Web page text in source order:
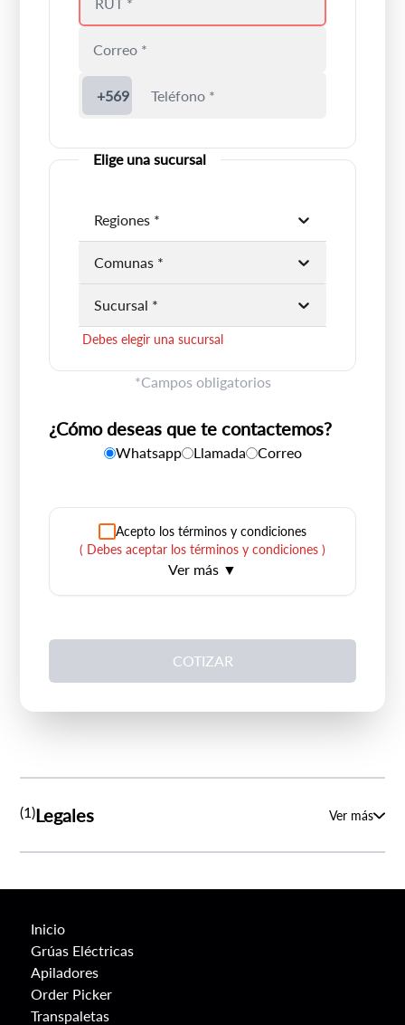
+569
Elige una sucursal
Regiones *
Comunas *
Sucursal *
Debes elegir una sucursal
*Campos obligatorios
¿Cómo deseas que te contactemos?
Whatsapp Llamada Correo
Acepto los términos y condiciones
( Debes aceptar los términos y condiciones )
Ver más ▼
asociadas, filiales tanto nacionales como
extranjeras debidamente autorizadas por
opinión por la forma en que fueron prestados los
Política de Privacidad y Protección de Datos
información.
COTIZAR
(1)Legales Ver más
Inicio
Grúas Eléctricas
Apiladores
Order Picker
Transpaletas